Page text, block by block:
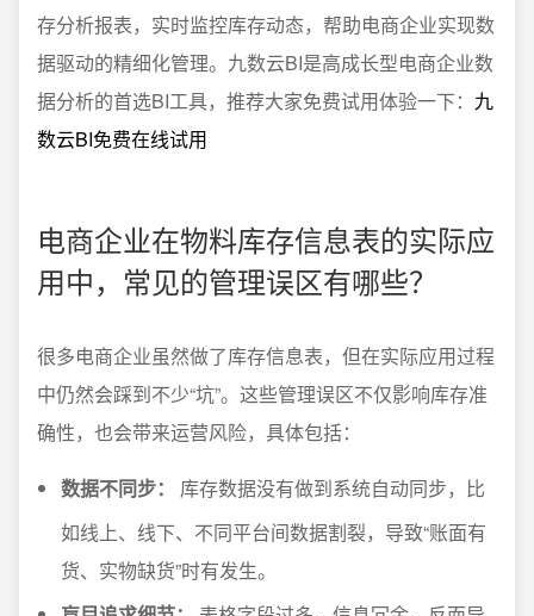
存分析报表，实时监控库存动态，帮助电商企业实现数
据驱动的精细化管理。九数云BI是高成长型电商企业数
据分析的首选BI工具，推荐大家免费试用体验一下： 九
数云BI免费在线试用
电商企业在物料库存信息表的实际应
用中，常见的管理误区有哪些？
很多电商企业虽然做了库存信息表，但在实际应用过程
中仍然会踩到不少“坑”。这些管理误区不仅影响库存准
确性，也会带来运营风险，具体包括：
数据不同步：
库存数据没有做到系统自动同步，比
如线上、线下、不同平台间数据割裂，导致“账面有
货、实物缺货”时有发生。